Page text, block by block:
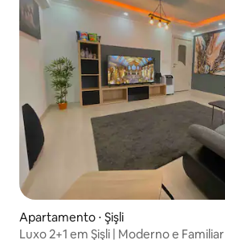
Apartamento ⋅ Şişli
Luxo 2+1 em Şişli | Moderno e Familiar